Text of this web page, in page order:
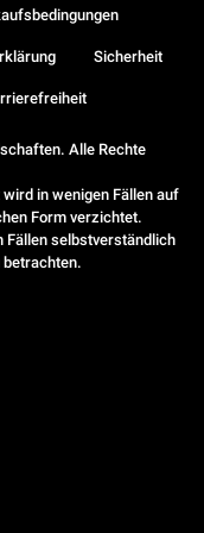
Alle Rechte
in wenigen Fällen auf
Form verzichtet.
Fällen selbstverständlich
Sicherheit